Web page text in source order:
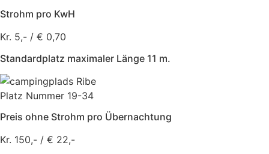
Strohm pro KwH
Kr. 5,- / € 0,70
Standardplatz maximaler Länge 11 m.
Platz Nummer 19-34
Preis ohne Strohm pro Übernachtung
Kr. 150,- / € 22,-